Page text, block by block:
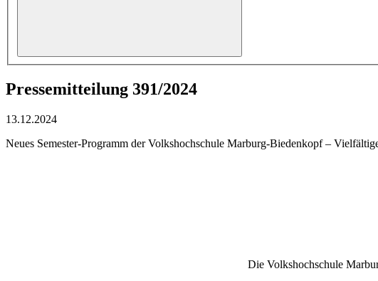
Pressemitteilung 391/2024
13.12.2024
Neues Semester-Programm der Volkshochschule Marburg-Biedenkopf –
Die Volkshochschule